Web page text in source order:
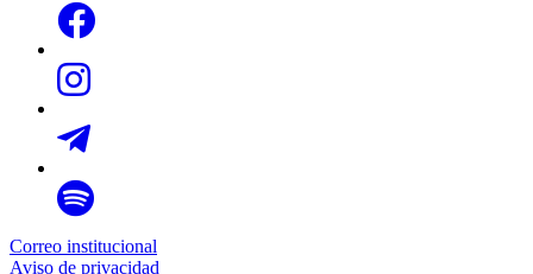
Correo institucional
Aviso de privacidad